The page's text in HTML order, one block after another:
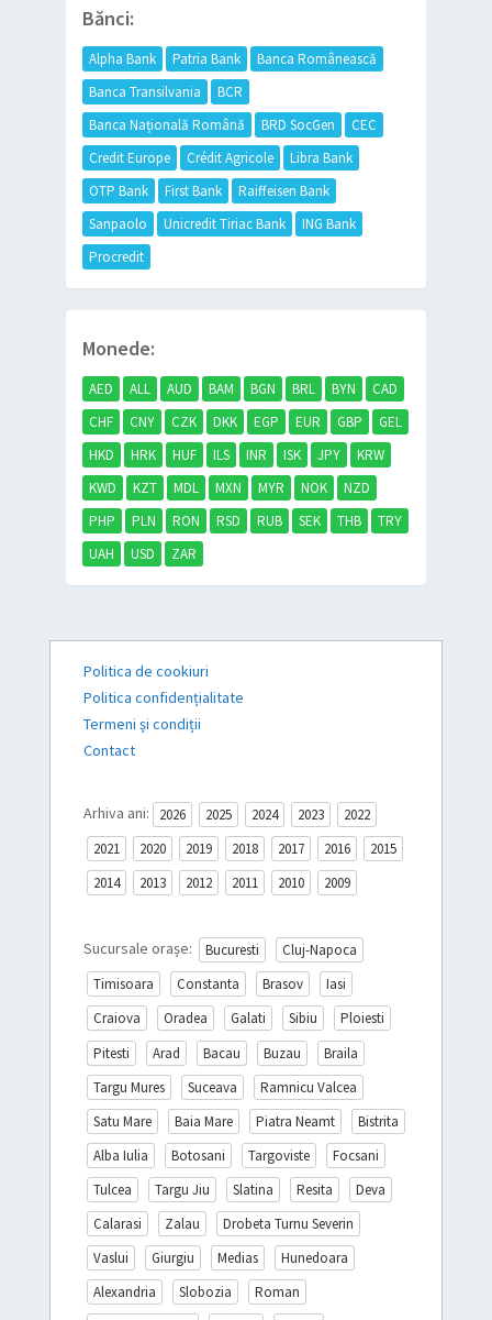
Bănci:
Alpha Bank Patria Bank
Banca Românească
Banca Transilvania
BCR
Banca Națională Română
BRD SocGen
CEC
Credit Europe
Crédit Agricole
Libra Bank
OTP Bank
First Bank
Raiffeisen Bank
Sanpaolo
Unicredit Tiriac Bank
ING Bank
Procredit
Monede:
AED ALL AUD BAM BGN BRL BYN
CAD
CHF
CNY CZK DKK EGP EUR GBP
GEL
HKD
HRK HUF ILS INR ISK JPY
KRW
KWD
KZT MDL MXN MYR NOK
NZD
PHP
PLN RON RSD RUB SEK THB
TRY
UAH
USD ZAR
Politica de cookiuri
Politica confidențialitate
Termeni și condiții
Contact
Arhiva ani: 2026 2025 2024 2023
2022
2021
2020 2019 2018 2017 2016
2015
2014
2013 2012 2011 2010 2009
Sucursale orașe: Bucuresti
Cluj-Napoca
Timisoara
Constanta Brasov
Iasi
Craiova
Oradea Galati Sibiu
Ploiesti
Pitesti
Arad Bacau Buzau
Braila
Targu Mures
Suceava
Ramnicu Valcea
Satu Mare
Baia Mare Piatra Neamt
Bistrita
Alba Iulia
Botosani Targoviste
Focsani
Tulcea
Targu Jiu Slatina Resita
Deva
Calarasi
Zalau
Drobeta Turnu Severin
Vaslui
Giurgiu Medias
Hunedoara
Alexandria
Slobozia
Roman